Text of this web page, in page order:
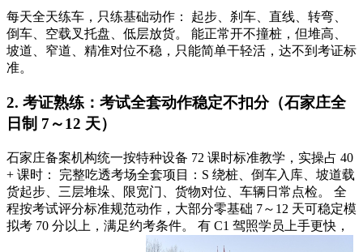
每天全天练车，只练基础动作： 起步、刹车、直线、转弯、
倒车、空载叉托盘、低层放货。 能正常开不撞桩，但堆高、
坡道、窄道、精准对位不稳 ，只能简单干轻活，达不到考证标
准。
2. 考证熟练：考试全套动作稳定不扣分（石家庄全
日制 7～12 天）
石家庄备案机构统一按特种设备 72 课时标准教学，实操占 40
+ 课时： 完整吃透考场全套项目：S 绕桩、倒车入库、坡道载
货起步、三层堆垛、限宽门、货物对位、车辆日常点检。 全
程按考试评分标准规范动作，大部分零基础 7～12 天可稳定模
拟考 70 分以上，满足约考条件。 有 C1 驾照学员上手更快，